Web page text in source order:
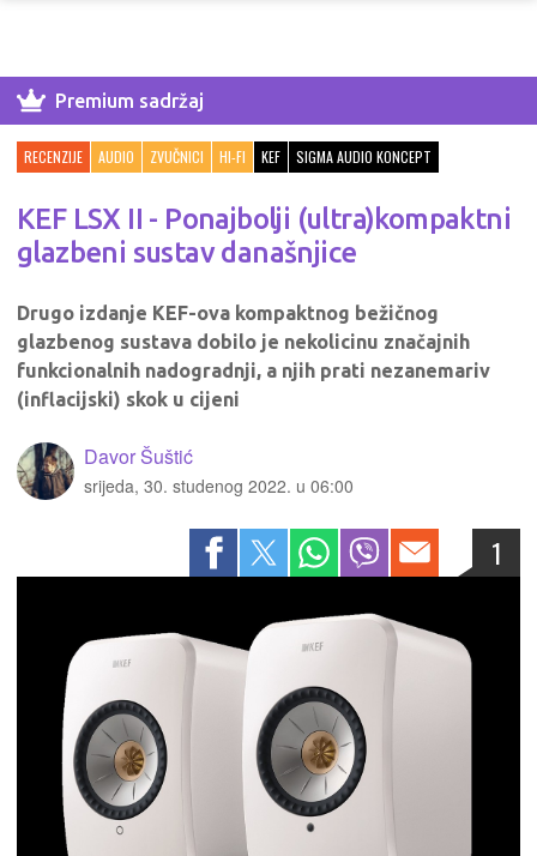
Premium sadržaj
RECENZIJE AUDIO ZVUČNICI HI-FI KEF SIGMA AUDIO KONCEPT
KEF LSX II - Ponajbolji (ultra)kompaktni
glazbeni sustav današnjice
Drugo izdanje KEF-ova kompaktnog bežičnog
glazbenog sustava dobilo je nekolicinu značajnih
funkcionalnih nadogradnji, a njih prati nezanemariv
(inflacijski) skok u cijeni
Davor Šuštić
srijeda, 30. studenog 2022. u 06:00
1